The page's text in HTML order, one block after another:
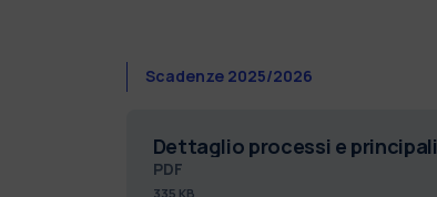
Scadenze 2025/2026
Dettaglio processi e
PDF
335 KB